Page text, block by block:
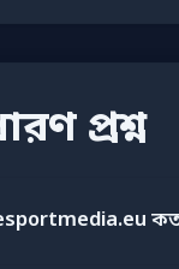
প্রশ্ন